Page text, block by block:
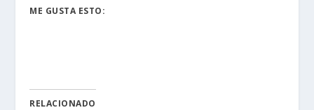
ME GUSTA ESTO:
RELACIONADO